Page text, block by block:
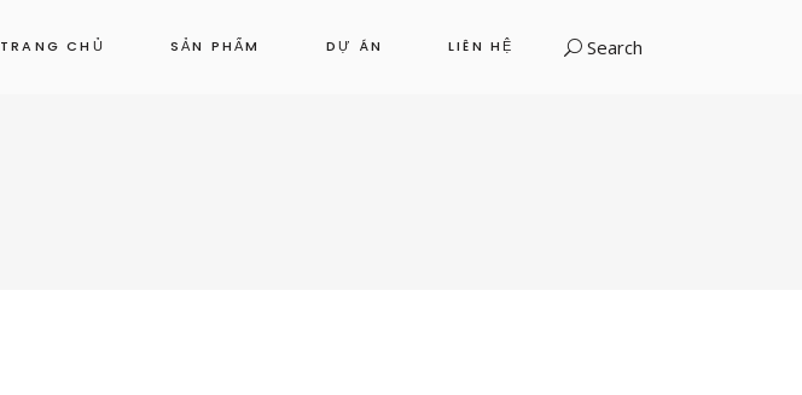
TRANG CHỦ SẢN PHẨM DỰ ÁN LIÊN HỆ Search